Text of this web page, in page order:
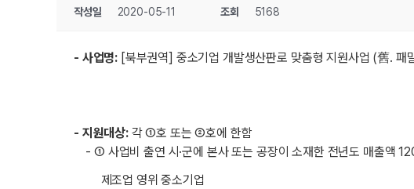
작성일 2020-05-11 조회 5168
- 사업명: [북부권역] 중소기업 개발생산판로 맞춤형 지원사업 (舊. 패
- 지원대상:각 ①호 또는 ②호에 한함
- ① 사업비 출연 시·군에 본사 또는 공장이 소재한 전년도 매출액
제조업 영위 중소기업